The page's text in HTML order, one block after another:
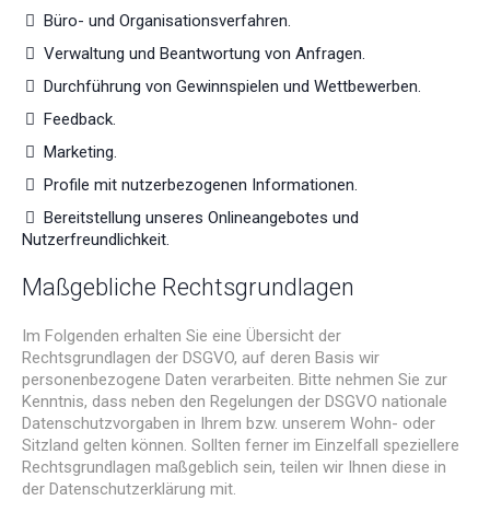
Büro- und Organisationsverfahren.
Verwaltung und Beantwortung von Anfragen.
Durchführung von Gewinnspielen und Wettbewerben.
Feedback.
Marketing.
Profile mit nutzerbezogenen Informationen.
Bereitstellung unseres Onlineangebotes und
Nutzerfreundlichkeit.
Maßgebliche Rechtsgrundlagen
Im Folgenden erhalten Sie eine Übersicht der
Rechtsgrundlagen der DSGVO, auf deren Basis wir
personenbezogene Daten verarbeiten. Bitte nehmen Sie zur
Kenntnis, dass neben den Regelungen der DSGVO nationale
Datenschutzvorgaben in Ihrem bzw. unserem Wohn- oder
Sitzland gelten können. Sollten ferner im Einzelfall speziellere
Rechtsgrundlagen maßgeblich sein, teilen wir Ihnen diese in
der Datenschutzerklärung mit.